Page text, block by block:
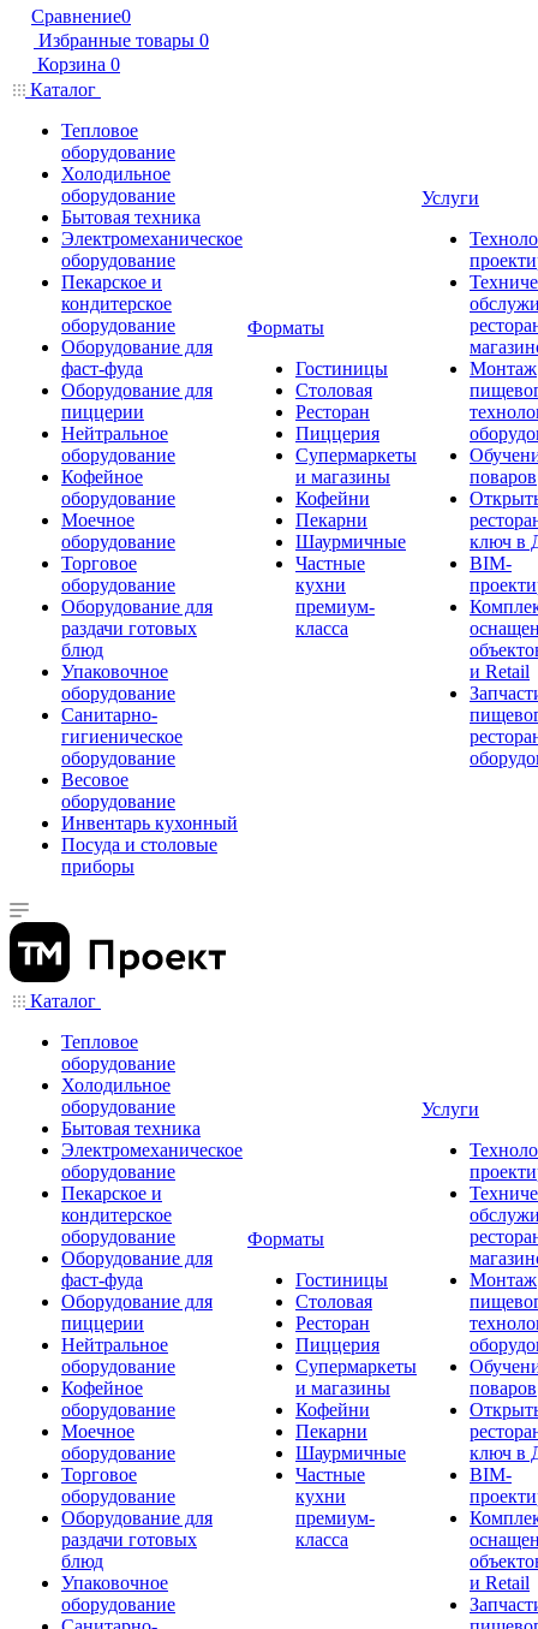
Сравнение0
Избранные товары 0
Корзина 0
Каталог
Тепловое
оборудование
Холодильное
оборудование
Бытовая техника
Электромеханическое
оборудование
Пекарское и
кондитерское
оборудование
Оборудование для
фаст-фуда
Оборудование для
пиццерии
Нейтральное
оборудование
Кофейное
оборудование
Моечное
оборудование
Торговое
оборудование
Оборудование для
раздачи готовых
блюд
Упаковочное
оборудование
Санитарно-
гигиеническое
оборудование
Весовое
оборудование
Инвентарь кухонный
Посуда и столовые
приборы
Форматы
Гостиницы
Столовая
Ресторан
Пиццерия
Супермаркеты
и магазины
Кофейни
Пекарни
Шаурмичные
Частные
кухни
премиум-
класса
Услуги
Монтаж
поваров
ключ в
BIM-
и Retail
Каталог
Тепловое
оборудование
Холодильное
оборудование
Бытовая техника
Электромеханическое
оборудование
Пекарское и
кондитерское
оборудование
Оборудование для
фаст-фуда
Оборудование для
пиццерии
Нейтральное
оборудование
Кофейное
оборудование
Моечное
оборудование
Торговое
оборудование
Оборудование для
раздачи готовых
блюд
Упаковочное
оборудование
Форматы
Гостиницы
Столовая
Ресторан
Пиццерия
Супермаркеты
и магазины
Кофейни
Пекарни
Шаурмичные
Частные
кухни
премиум-
класса
Услуги
Монтаж
поваров
ключ в
BIM-
и Retail